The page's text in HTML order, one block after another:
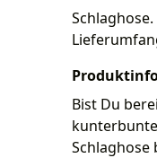
Bist Du